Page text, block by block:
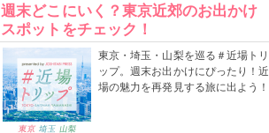
週末どこにいく？東京近郊のお出かけ
スポットをチェック！
東京・埼玉・山梨を巡る＃近場トリ
ップ。週末お出かけにぴったり！近
場の魅力を再発見する旅に出よう！